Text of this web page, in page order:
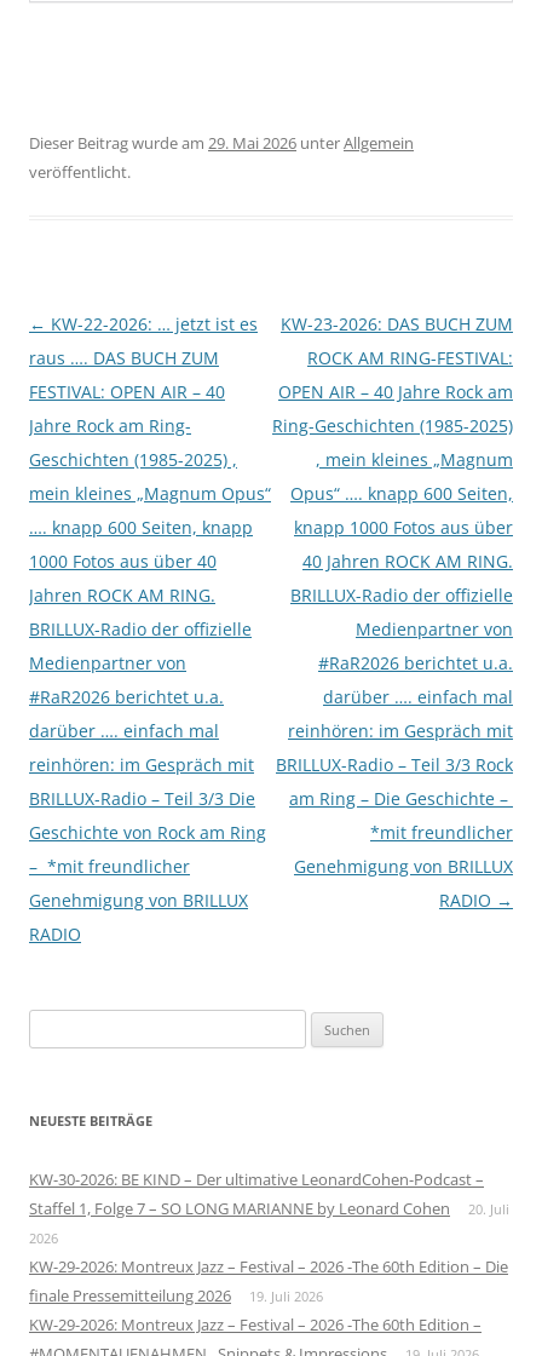
Dieser Beitrag wurde am 29. Mai 2026 unterAllgemein
veröffentlicht.
Beitragsnavigation
← KW-22-2026: … jetzt ist es
raus …. DAS BUCH ZUM
FESTIVAL: OPEN AIR – 40
Jahre Rock am Ring-
Geschichten (1985-2025) ,
mein kleines „Magnum Opus“
…. knapp 600 Seiten, knapp
1000 Fotos aus über 40
Jahren ROCK AM RING.
BRILLUX-Radio der offizielle
Medienpartner von
#RaR2026 berichtet u.a.
darüber …. einfach mal
reinhören: im Gespräch mit
BRILLUX-Radio – Teil 3/3 Die
Geschichte von Rock am Ring
– *mit freundlicher
Genehmigung von BRILLUX
RADIO
KW-23-2026: DAS BUCH ZUM
ROCK AM RING-FESTIVAL:
OPEN AIR – 40 Jahre Rock am
Ring-Geschichten (1985-2025)
, mein kleines „Magnum
Opus“ …. knapp 600 Seiten,
knapp 1000 Fotos aus über
40 Jahren ROCK AM RING.
BRILLUX-Radio der offizielle
Medienpartner von
#RaR2026 berichtet u.a.
darüber …. einfach mal
reinhören: im Gespräch mit
BRILLUX-Radio – Teil 3/3 Rock
am Ring – Die Geschichte –
*mit freundlicher
Genehmigung von BRILLUX
RADIO →
nach:
NEUESTE BEITRÄGE
KW-30-2026: BE KIND – Der ultimative LeonardCohen-Podcast –
Staffel 1, Folge 7 – SO LONG MARIANNE by Leonard Cohen
20. Juli
2026
KW-29-2026: Montreux Jazz – Festival – 2026 -The 60th Edition – Die
finale Pressemitteilung 2026
19. Juli 2026
KW-29-2026: Montreux Jazz – Festival – 2026 -The 60th Edition –